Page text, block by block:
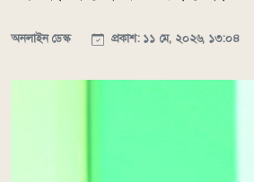
অনলাইন ডেস্ক প্রকাশ: ১১ মে, ২০২৬, ১৩:০৪